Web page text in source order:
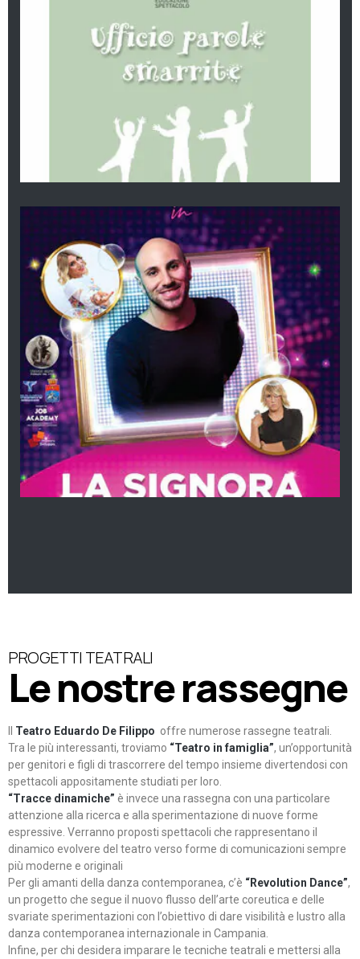
PROGETTI TEATRALI
Le nostre rassegne
Teatro Eduardo De Filippo offre numerose rassegne teatrali.
Tra le più interessanti, troviamo “Teatro in famiglia”, un’opportunità
per genitori e figli di trascorrere del tempo insieme divertendosi con
spettacoli appositamente studiati per loro.
“Tracce dinamiche” è invece una rassegna con una particolare
attenzione alla ricerca e alla sperimentazione di nuove forme
espressive. Verranno proposti spettacoli che rappresentano il
dinamico evolvere del teatro verso forme di comunicazioni sempre
più moderne e originali
Per gli amanti della danza contemporanea, c’è “Revolution Dance”,
un progetto che segue il nuovo flusso dell’arte coreutica e delle
svariate sperimentazioni con l’obiettivo di dare visibilità e lustro alla
danza contemporanea internazionale in Campania.
Infine, per chi desidera imparare le tecniche teatrali e mettersi alla